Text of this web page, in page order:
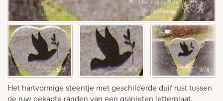
Bekijk
ook:
Het hartvormige steentje met geschilderde duif rust tussen
de ruw gekapte randen van een granieten letterplaat.